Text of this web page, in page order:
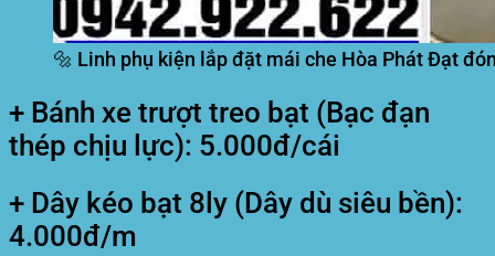
🔩 Linh phụ kiện lắp đặt mái che Hòa Phát Đạt
+ Bánh xe trượt treo bạt (Bạc đạn
thép chịu lực): 5.000đ/cái
+ Dây kéo bạt 8ly (Dây dù siêu bền):
4.000đ/m